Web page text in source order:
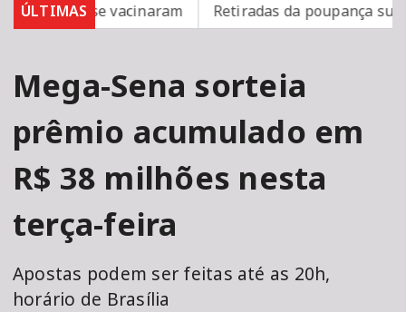
ÚLTIMAS
não se vacinaram Retiradas da poupança
Mega-Sena sorteia
prêmio acumulado em
R$ 38 milhões nesta
terça-feira
Apostas podem ser feitas até as 20h,
horário de Brasília